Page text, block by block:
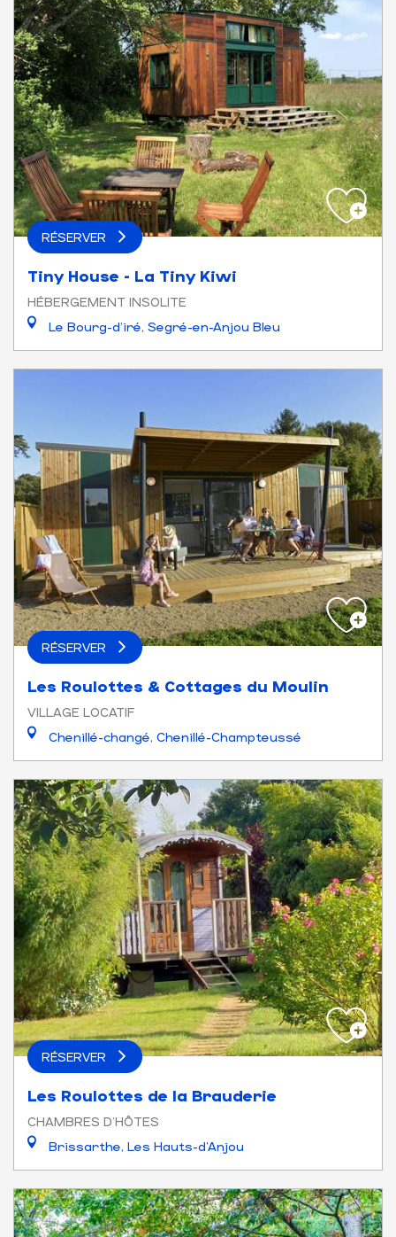
RÉSERVER
Tiny House - La Tiny Kiwi
HÉBERGEMENT INSOLITE
Le Bourg-d'iré, Segré-en-Anjou Bleu
RÉSERVER
Les Roulottes & Cottages du Moulin
VILLAGE LOCATIF
Chenillé-changé, Chenillé-Champteussé
RÉSERVER
Les Roulottes de la Brauderie
CHAMBRES D'HÔTES
Brissarthe, Les Hauts-d'Anjou